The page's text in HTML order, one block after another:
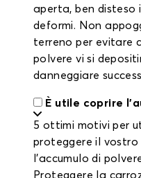
aperta, ben disteso
deformi. Non
terreno per evitare
polvere vi si
danneggiare
È utile coprire
5 ottimi motivi per
proteggere il vostro
l'accumulo di
Proteggere la